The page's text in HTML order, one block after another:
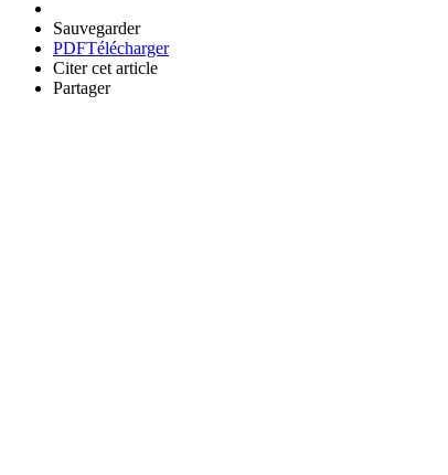
Sauvegarder
PDFTélécharger
Citer cet article
Partager